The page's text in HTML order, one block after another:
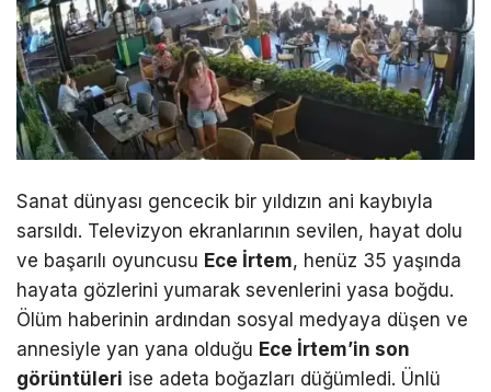
Sanat dünyası gencecik bir yıldızın ani kaybıyla
sarsıldı. Televizyon ekranlarının sevilen, hayat dolu
ve başarılı oyuncusu Ece İrtem, henüz 35 yaşında
hayata gözlerini yumarak sevenlerini yasa boğdu.
Ölüm haberinin ardından sosyal medyaya düşen ve
annesiyle yan yana olduğu Ece İrtem’in son
görüntüleri ise adeta boğazları düğümledi. Ünlü